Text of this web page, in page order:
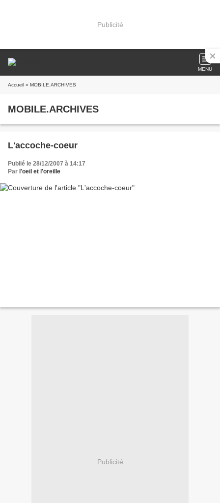
Publicité
MENU
Accueil » MOBILE.ARCHIVES
MOBILE.ARCHIVES
L'accoche-coeur
Publié le 28/12/2007 à 14:17
Par l'oeil et l'oreille
Publicité